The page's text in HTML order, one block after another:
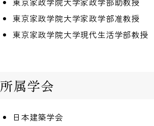
東京家政学院大学家政学部准教授
東京家政学院大学現代生活学部教授
所属学会
日本建築学会